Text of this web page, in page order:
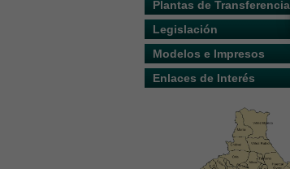
Plantas de Transferencia
Legislación
Modelos e Impresos
Enlaces de Interés